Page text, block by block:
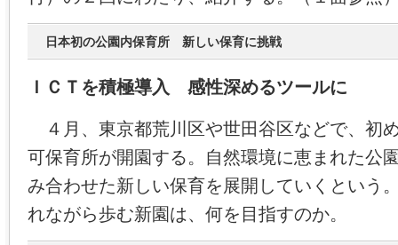
日本初の公園内保育所 新しい保育に挑戦
ＩＣＴを積極導入 感性深めるツールに
４月、東京都荒川区や世田谷区などで、初
可保育所が開園する。自然環境に恵まれた公
み合わせた新しい保育を展開していくという
れながら歩む新園は、何を目指すのか。